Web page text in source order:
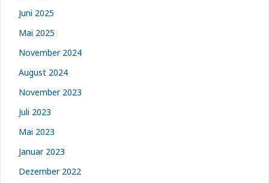
Juni 2025
Mai 2025
November 2024
August 2024
November 2023
Juli 2023
Mai 2023
Januar 2023
Dezember 2022